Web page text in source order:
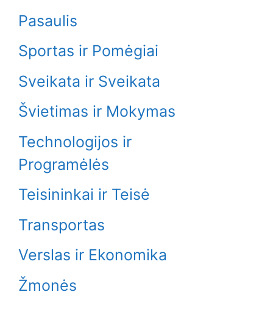
Pasaulis
Sportas ir Pomėgiai
Sveikata ir Sveikata
Švietimas ir Mokymas
Technologijos ir
Programėlės
Teisininkai ir Teisė
Transportas
Verslas ir Ekonomika
Žmonės